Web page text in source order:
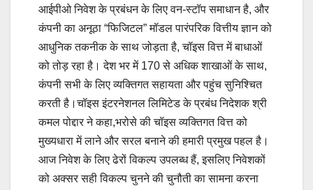
आईपीओ निवेश के प्रबंधन के लिए वन-स्टॉप समाधान है, और
कंपनी का अनूठा “फिजिटल” मॉडल पारंपरिक वित्तीय ज्ञान को
आधुनिक तकनीक के साथ जोड़ता है, चॉइस वित्त में बाधाओं
को तोड़ रहा है। देश भर में 170 से अधिक शाखाओं के साथ,
कंपनी सभी के लिए व्यक्तिगत सहायता और पहुंच सुनिश्चित
करती है।चॉइस इंटरनेशनल लिमिटेड के प्रबंध निदेशक श्री
कमल पोद्दार ने कहा,भरोसे की चॉइस व्यक्तिगत वित्त को
मुख्यधारा में लाने और सरल बनाने की हमारी प्रमुख पहल है।
आज निवेश के लिए ढेरों विकल्प उपलब्ध हैं, इसलिए निवेशकों
को अक्सर सही विकल्प चुनने की चुनौती का सामना करना